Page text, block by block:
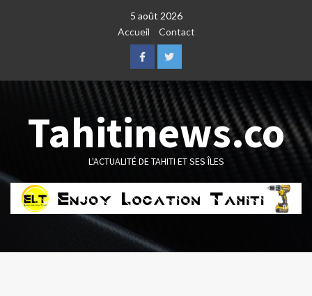
5 août 2026
Accueil
Contact
FacebookTwitter
Tahitinews.co
L'ACTUALITÉ DE TAHITI ET SES ÎLES